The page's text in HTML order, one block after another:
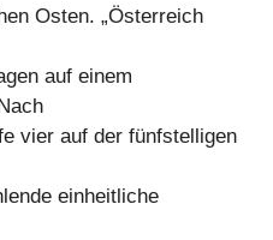
Osten. „Österreich
auf einem
vier auf der fünfstelligen
einheitliche